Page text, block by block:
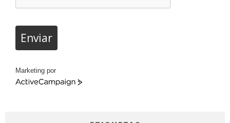
Enviar
Marketing por
ActiveCampaign